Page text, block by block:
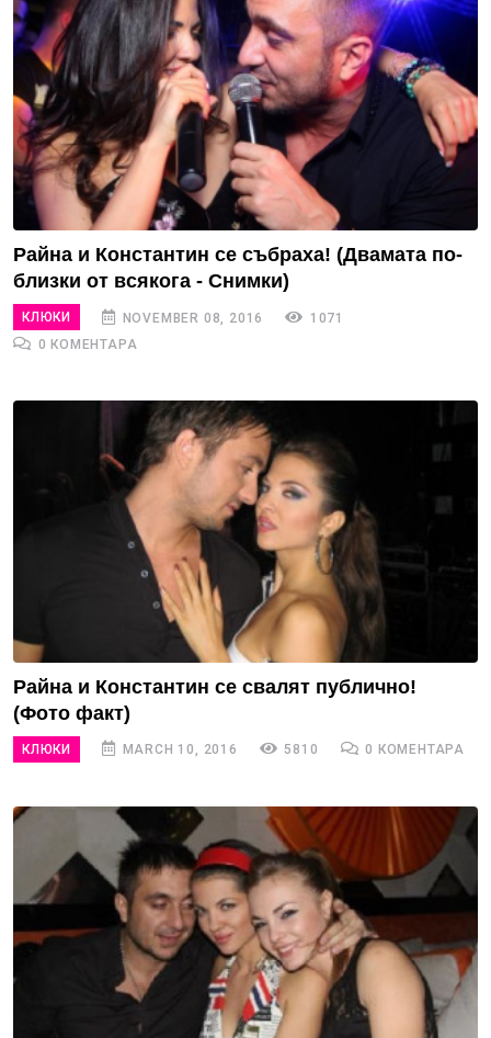
Райна и Константин се събраха! (Двамата по-
близки от всякога - Снимки)
КЛЮКИ NOVEMBER 08, 2016
1071
0 КОМЕНТАРА
Райна и Константин се свалят публично!
(Фото факт)
КЛЮКИ MARCH 10, 2016 5810 0 КОМЕНТАРА